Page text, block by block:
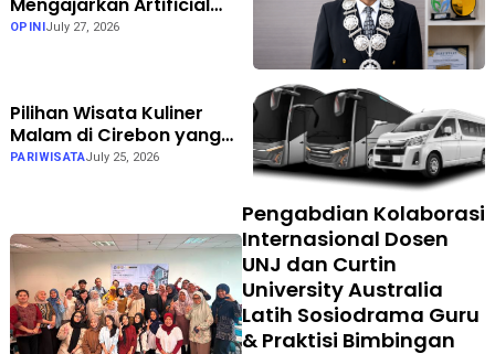
Intelligence: Inspirasi Al-
OPINIJuly 27, 2026
Pilihan Wisata Kuliner
Malam di Cirebon yang
Wajib Didatangi Saat
PARIWISATAJuly 25, 2026
Pengabdian Kolaborasi
Internasional Dosen
UNJ dan Curtin
University Australia
Latih Sosiodrama Guru
& Praktisi Bimbingan